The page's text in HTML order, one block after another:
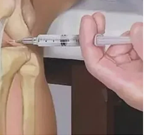
sada je vreme da to izgovorite.
samopoštovanja.
promenu u vašoj energiji. Nije to
danas osećate nešto što je moćnije od
– osećate samopouzdanje. Shvatate
da biste bili kompletni.